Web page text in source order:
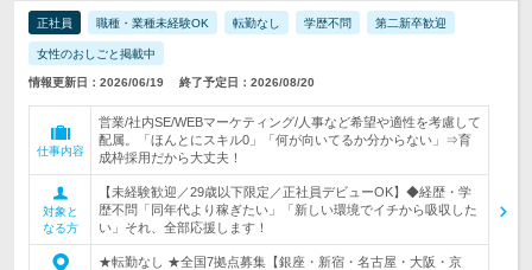
正社員 職種・業種未経験OK 転勤なし 学歴不問 第二新卒歓迎
女性のおしごと掲載中
情報更新日：2026/06/19 終了予定日：2026/08/20
仕事内容
営業/社内SE/WEBマーケティング/人事など希望や適性を考慮して
配属。「ほんとにスキル0」「何が向いてるか分からない」⇒育
成枠採用だから大丈夫！
対象と
なる方
【未経験歓迎／29歳以下限定／正社員デビューOK】◆経歴・学
歴不問「同年代より稼ぎたい」「新しい環境でイチから吸収した
い」それ、全部応援します！
★転勤なし ★全国7拠点募集【銀座・新宿・名古屋・大阪・京